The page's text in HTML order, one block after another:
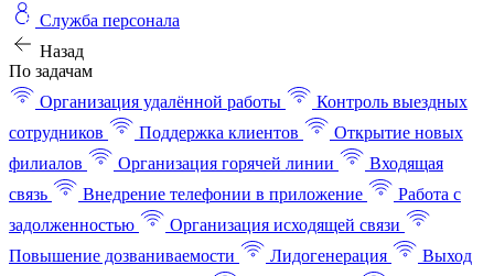
Служба персонала
Назад
По задачам
Организация удалённой работы
Контроль выездных
сотрудников
Поддержка клиентов
Открытие новых
филиалов
Организация горячей линии
Входящая
связь
Внедрение телефонии в приложение
Работа с
задолженностью
Организация исходящей связи
Повышение дозваниваемости
Лидогенерация
Выход